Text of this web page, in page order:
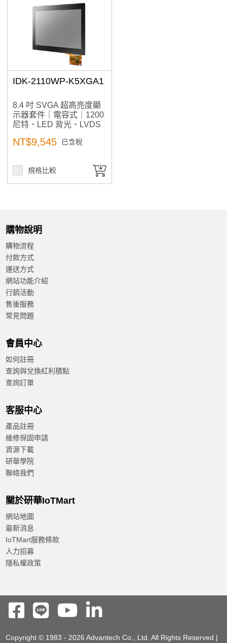
IDK-2110WP-K5XGA1
8.4 吋 SVGA 超高亮度顯
示器套件｜電容式｜1200
尼特、LED 背光、LVDS
NT$9,545 已含稅
規格比較
購物說明
購物流程
付款方式
運送方式
網站功能介紹
行銷活動
售後服務
常見問題
會員中心
如何註冊
查詢與兌換紅利積點
查詢訂單
客服中心
產品註冊
維修保固申請
資源下載
研華學院
聯絡我們
關於研華IoTMart
網站地圖
最新消息
IoTMart服務條款
人力招募
隱私權政策
Copyright © 1983 - 2026 Advantech Co., Ltd. All Rights Reserved |